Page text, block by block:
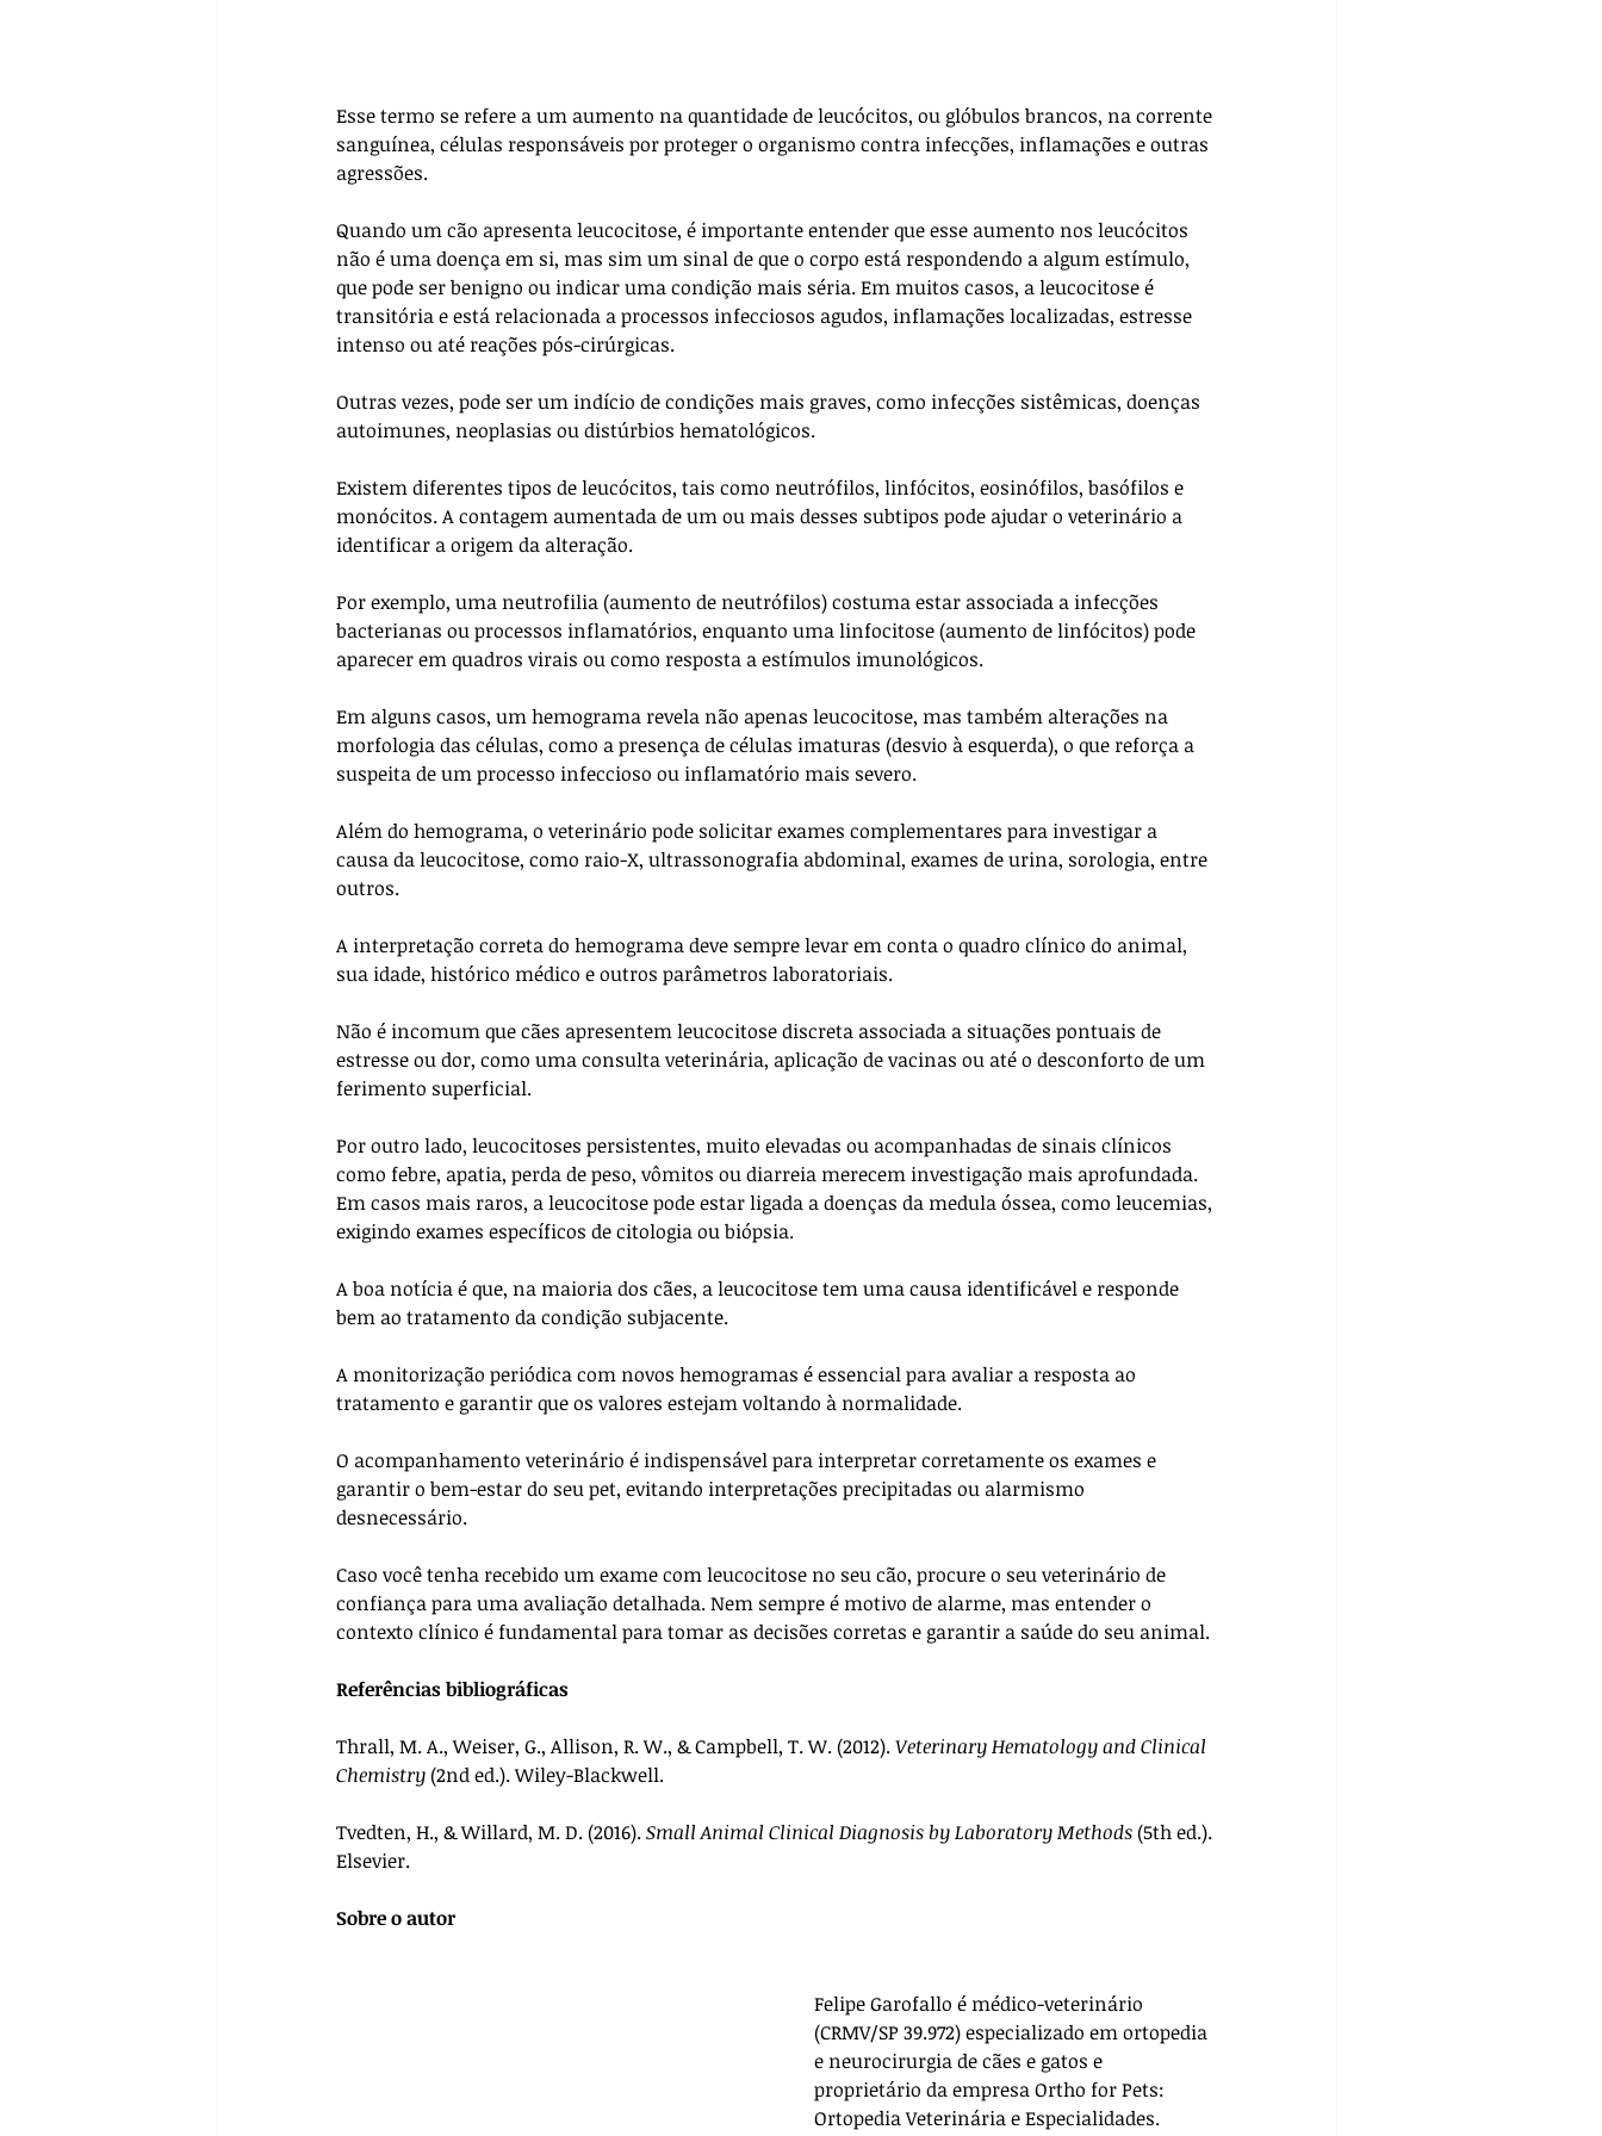
Esse termo se refere a um aumento na quantidade de leucócitos, ou glóbulos brancos, na corrente
sanguínea, células responsáveis por proteger o organismo contra infecções, inflamações e outras
agressões.
Quando um cão apresenta leucocitose, é importante entender que esse aumento nos leucócitos
não é uma doença em si, mas sim um sinal de que o corpo está respondendo a algum estímulo,
que pode ser benigno ou indicar uma condição mais séria. Em muitos casos, a leucocitose é
transitória e está relacionada a processos infecciosos agudos, inflamações localizadas, estresse
intenso ou até reações pós-cirúrgicas.
Outras vezes, pode ser um indício de condições mais graves, como infecções sistêmicas, doenças
autoimunes, neoplasias ou distúrbios hematológicos.
Existem diferentes tipos de leucócitos, tais como neutrófilos, linfócitos, eosinófilos, basófilos e
monócitos. A contagem aumentada de um ou mais desses subtipos pode ajudar o veterinário a
identificar a origem da alteração.
Por exemplo, uma neutrofilia (aumento de neutrófilos) costuma estar associada a infecções
bacterianas ou processos inflamatórios, enquanto uma linfocitose (aumento de linfócitos) pode
aparecer em quadros virais ou como resposta a estímulos imunológicos.
Em alguns casos, um hemograma revela não apenas leucocitose, mas também alterações na
morfologia das células, como a presença de células imaturas (desvio à esquerda), o que reforça a
suspeita de um processo infeccioso ou inflamatório mais severo.
Além do hemograma, o veterinário pode solicitar exames complementares para investigar a
causa da leucocitose, como raio-X, ultrassonografia abdominal, exames de urina, sorologia, entre
outros.
A interpretação correta do hemograma deve sempre levar em conta o quadro clínico do animal,
sua idade, histórico médico e outros parâmetros laboratoriais.
Não é incomum que cães apresentem leucocitose discreta associada a situações pontuais de
estresse ou dor, como uma consulta veterinária, aplicação de vacinas ou até o desconforto de um
ferimento superficial.
Por outro lado, leucocitoses persistentes, muito elevadas ou acompanhadas de sinais clínicos
como febre, apatia, perda de peso, vômitos ou diarreia merecem investigação mais aprofundada.
Em casos mais raros, a leucocitose pode estar ligada a doenças da medula óssea, como leucemias,
exigindo exames específicos de citologia ou biópsia.
A boa notícia é que, na maioria dos cães, a leucocitose tem uma causa identificável e responde
bem ao tratamento da condição subjacente.
A monitorização periódica com novos hemogramas é essencial para avaliar a resposta ao
tratamento e garantir que os valores estejam voltando à normalidade.
O acompanhamento veterinário é indispensável para interpretar corretamente os exames e
garantir o bem-estar do seu pet, evitando interpretações precipitadas ou alarmismo
desnecessário.
Caso você tenha recebido um exame com leucocitose no seu cão, procure o seu veterinário de
confiança para uma avaliação detalhada. Nem sempre é motivo de alarme, mas entender o
contexto clínico é fundamental para tomar as decisões corretas e garantir a saúde do seu animal.
Referências bibliográficas
Thrall, M. A., Weiser, G., Allison, R. W., & Campbell, T. W. (2012). Veterinary Hematology and Clinical
Chemistry (2nd ed.). Wiley-Blackwell.
Tvedten, H., & Willard, M. D. (2016). Small Animal Clinical Diagnosis by Laboratory Methods (5th ed.).
Elsevier.
Sobre o autor
Felipe Garofallo é médico-veterinário
(CRMV/SP 39.972) especializado em ortopedia
e neurocirurgia de cães e gatos e
proprietário da empresa Ortho for Pets:
Ortopedia Veterinária e Especialidades.